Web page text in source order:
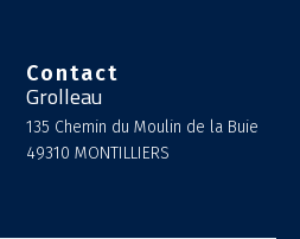
Contact
Grolleau
135 Chemin du Moulin de la Buie
49310 MONTILLIERS